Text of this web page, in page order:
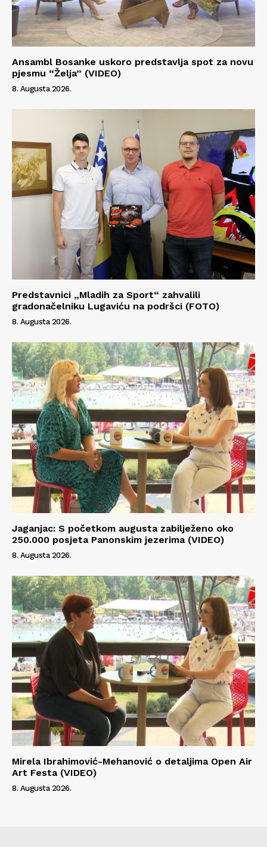
Ansambl Bosanke uskoro predstavlja spot za novu
pjesmu “Želja” (VIDEO)
8. Augusta 2026.
Predstavnici „Mladih za Sport“ zahvalili
gradonačelniku Lugaviću na podršci (FOTO)
8. Augusta 2026.
Jaganjac: S početkom augusta zabilježeno oko
250.000 posjeta Panonskim jezerima (VIDEO)
8. Augusta 2026.
Mirela Ibrahimović-Mehanović o detaljima Open Air
Art Festa (VIDEO)
8. Augusta 2026.